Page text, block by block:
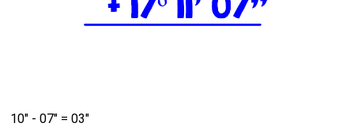
10" - 07" = 03"